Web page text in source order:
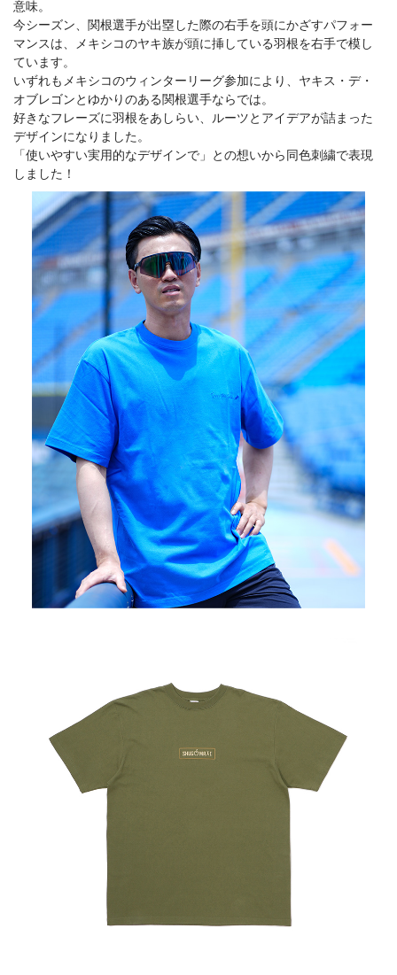
意味。
今シーズン、関根選手が出塁した際の右手を頭にかざすパフォー
マンスは、メキシコのヤキ族が頭に挿している羽根を右手で模し
ています。
いずれもメキシコのウィンターリーグ参加により、ヤキス・デ・
オブレゴンとゆかりのある関根選手ならでは。
好きなフレーズに羽根をあしらい、ルーツとアイデアが詰まった
デザインになりました。
「使いやすい実用的なデザインで」との想いから同色刺繍で表現
しました！